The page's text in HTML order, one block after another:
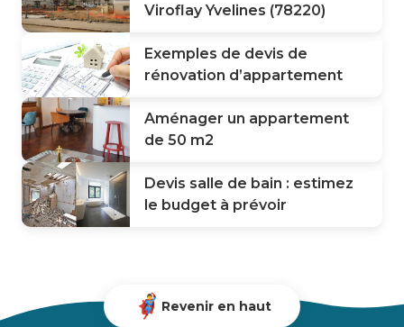
Viroflay Yvelines (78220)
Exemples de devis de
rénovation d’appartement
Aménager un appartement
de 50 m2
Devis salle de bain : estimez
le budget à prévoir
Revenir en haut